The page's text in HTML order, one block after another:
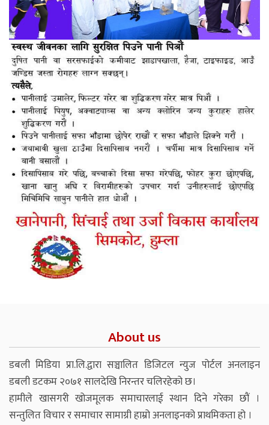
About us
डबली मिडिया प्रा.लि.द्वारा सञ्चालित डिजिटल न्युज पोर्टल अनलाइन
डबली डटकम २०७१ सालदेखि निरन्तर चलिरहेको छ।
हामीले खासगरी खोजमूलक समाचारलाई स्थान दिने गरेका छौं ।
सन्तुलित विचार र समाचार सामाग्री हाम्रो अनलाइनको प्राथमिकता हो ।